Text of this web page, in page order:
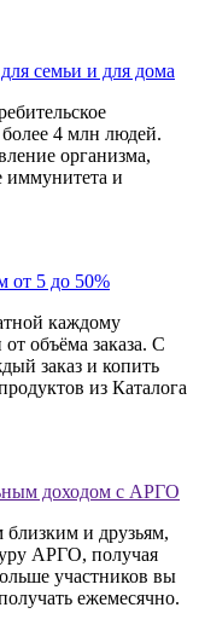
семьи и для дома
4 млн людей.
организма,
иммунитета и
от 5 до 50%
каждому
объёма заказа. С
заказ и копить
из Каталога
доходом с АРГО
и друзьям,
АРГО, получая
участников вы
ежемесячно.